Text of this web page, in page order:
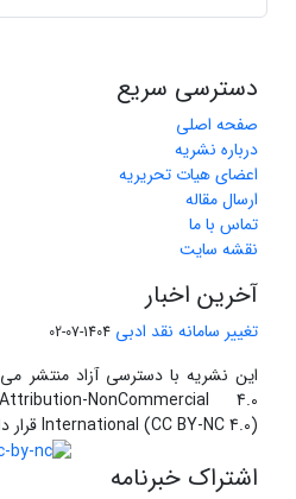
دسترسی سریع
صفحه اصلی
درباره نشریه
اعضای هیات تحریریه
ارسال مقاله
تماس با ما
نقشه سایت
آخرین اخبار
تغییر سامانه نقد ادبی 1404-07-02
این نشریه با دسترسی آزاد منتشر
NonCommercial 4.0
International (CC BY-NC 4.0) قرار دارند.
اشتراک خبرنامه